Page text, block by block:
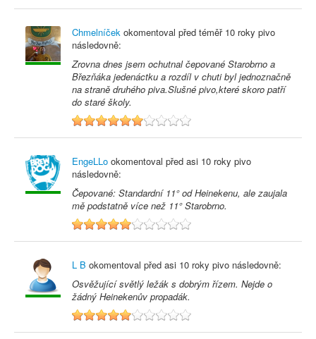
Chmelníček okomentoval před téměř 10 roky pivo
následovně:
Zrovna dnes jsem ochutnal čepované Starobrno a
Březňáka jedenáctku a rozdíl v chuti byl jednoznačně
na straně druhého piva.Slušné pivo,které skoro patří
do staré školy.
6
EngeLLo okomentoval před asi 10 roky pivo
následovně:
Čepované: Standardní 11° od Heinekenu, ale zaujala
mě podstatně více než 11° Starobrno.
5
L B okomentoval před asi 10 roky pivo následovně:
Osvěžující světlý ležák s dobrým řízem. Nejde o
žádný Heinekenův propadák.
5